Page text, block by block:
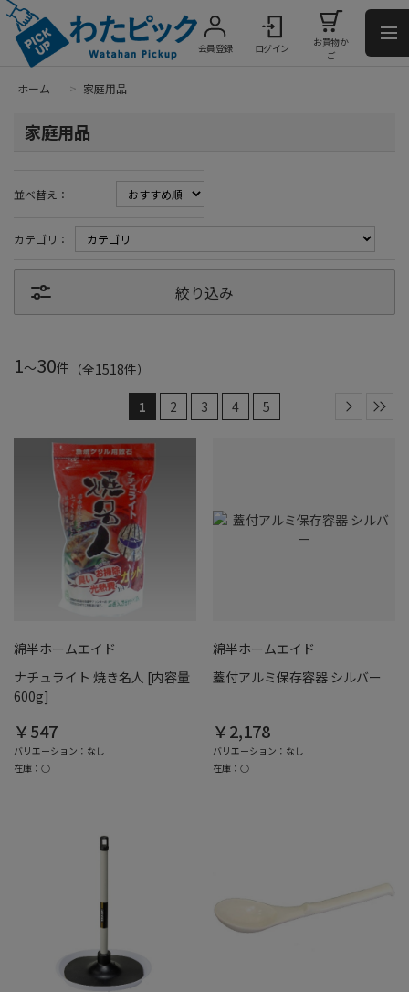
会員登録 ログイン
お買物か
ご
ホーム > 家庭用品
家庭用品
並べ替え：
カテゴリ：
絞り込み
1～30件 （全1518件）
1 2 3 4 5
綿半ホームエイド
ナチュライト 焼き名人 [内容量
600g]
￥547
バリエーション：なし
在庫：○
綿半ホームエイド
蓋付アルミ保存容器 シルバー
￥2,178
バリエーション：なし
在庫：○